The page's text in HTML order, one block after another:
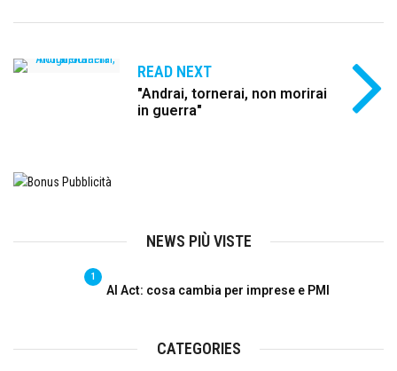
READ NEXT
"Andrai, tornerai, non morirai
in guerra"
NEWS PIÙ VISTE
1
AI Act: cosa cambia per imprese e PMI
CATEGORIES